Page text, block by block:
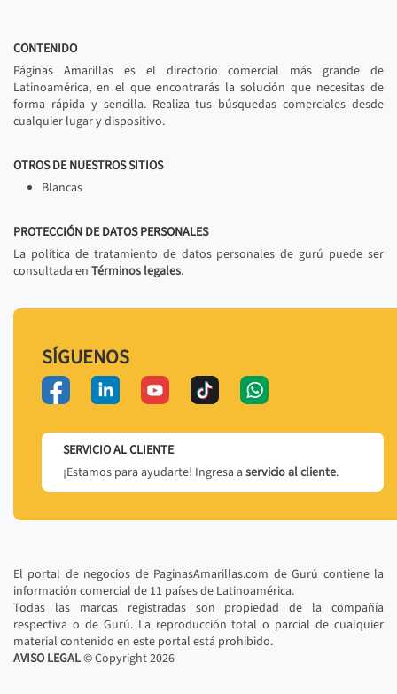
CONTENIDO
Páginas Amarillas es el directorio comercial más grande de
Latinoamérica, en el que encontrarás la solución que necesitas de
forma rápida y sencilla. Realiza tus búsquedas comerciales desde
cualquier lugar y dispositivo.
OTROS DE NUESTROS SITIOS
Blancas
PROTECCIÓN DE DATOS PERSONALES
La política de tratamiento de datos personales de gurú puede ser
consultada en Términos legales.
SÍGUENOS
SERVICIO AL CLIENTE
¡Estamos para ayudarte! Ingresa a servicio al cliente.
El portal de negocios de PaginasAmarillas.com de Gurú contiene la
información comercial de 11 países de Latinoamérica.
Todas las marcas registradas son propiedad de la compañía
respectiva o de Gurú. La reproducción total o parcial de cualquier
material contenido en este portal está prohibido.
AVISO LEGAL© Copyright2026